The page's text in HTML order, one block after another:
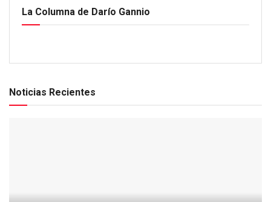
La Columna de Darío Gannio
Noticias Recientes